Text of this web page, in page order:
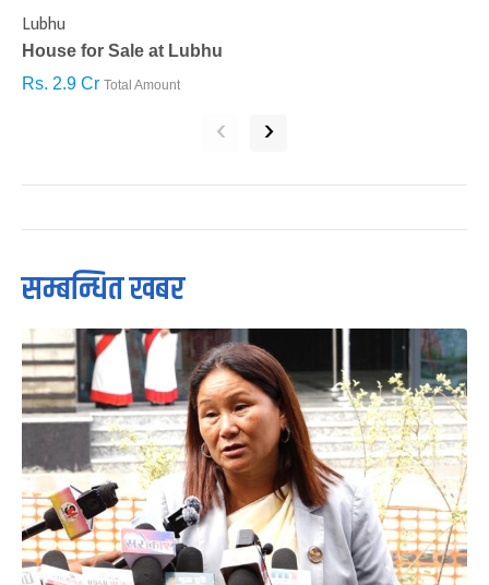
Lubhu
House for Sale at Lubhu
Rs. 2.9 Cr Total Amount
‹ ›
सम्बन्धित खबर